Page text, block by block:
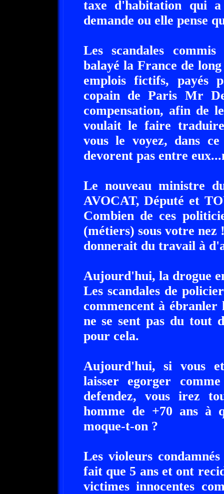
taxe d'habitation qui
demande ou elle pense
Les scandales
balayé la France de
emplois fictifs, payés
copain de Paris Mr
compensation, afin de
voulait le faire
vous le voyez, dans
devorent pas entre
Le nouveau ministre
AVOCAT, Député et
Combien de ces
(métiers) sous votre
donnerait du travail à
Aujourd'hui, la drogue
Les scandales de
commencent à
ne se sent pas du tout
pour cela.
Aujourd'hui, si vous
laisser egorger
defendez, vous irez
homme de +70 ans à
moque-t-on ?
Les violeurs
fait que 5 ans et ont
victimes innocentes